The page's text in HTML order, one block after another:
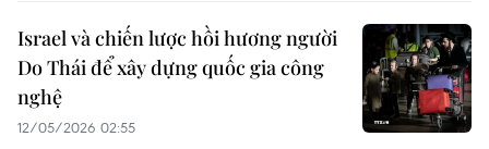
Israel và chiến lược hồi hương người
Do Thái để xây dựng quốc gia công
nghệ
12/05/2026 02:55